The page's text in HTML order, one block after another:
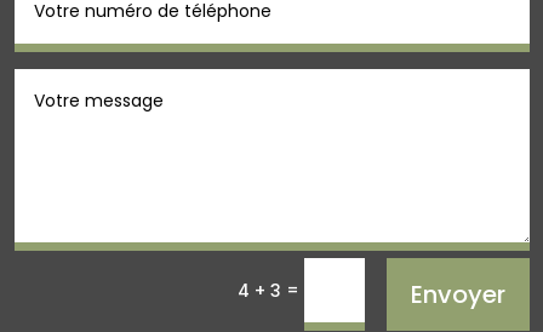
4 + 3 = Envoyer